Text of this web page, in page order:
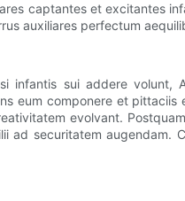
captantes et excitantes
auxiliares perfectum
infantis sui addere
eum componere et
evolvant.
securitatem